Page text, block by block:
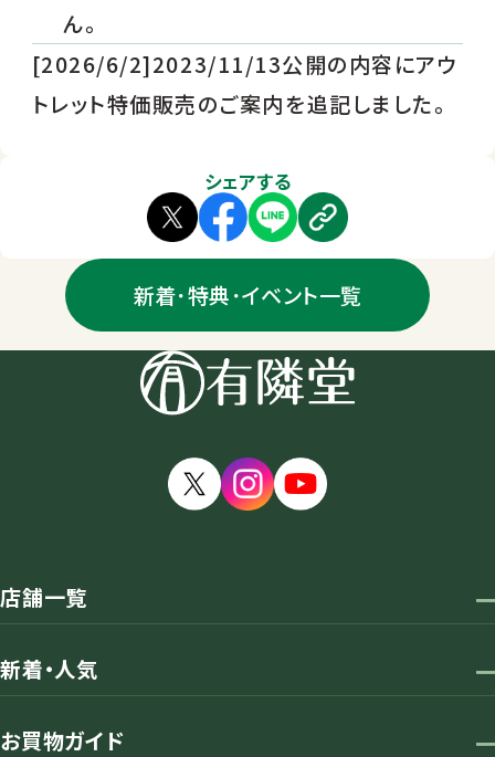
ん。
[2026/6/2]2023/11/13公開の内容にアウ
トレット特価販売のご案内を追記しました。
シェアする
新着･特典･イベント一覧
店舗一覧
新着・人気
お買物ガイド